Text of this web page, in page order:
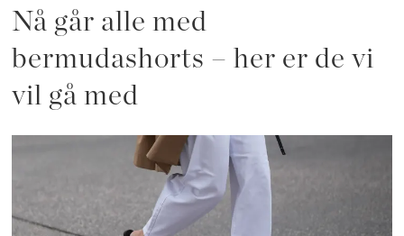
Nå går alle med
bermudashorts – her er de vi
vil gå med